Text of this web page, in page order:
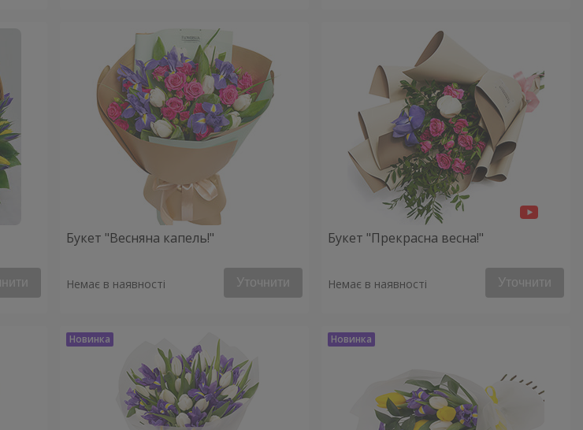
Букет "Весняна капель!"
Немає в наявності Уточнити
Букет "Прекрасна весна!"
Немає в наявності Уточнити